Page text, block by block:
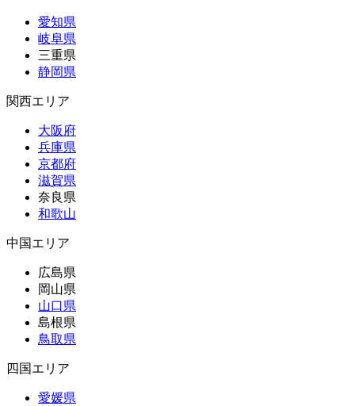
愛知県
岐阜県
三重県
静岡県
関西エリア
大阪府
兵庫県
京都府
滋賀県
奈良県
和歌山
中国エリア
広島県
岡山県
山口県
島根県
鳥取県
四国エリア
愛媛県